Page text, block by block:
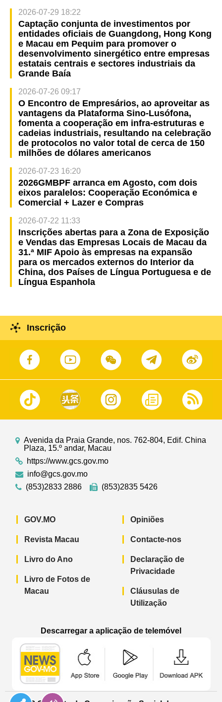
2026-07-29 18:22
Captação conjunta de investimentos por
entidades oficiais de Guangdong, Hong Kong
e Macau em Pequim para promover o
desenvolvimento sinergético entre empresas
estatais centrais e sectores industriais da
Grande Baía
2026-07-26 09:17
O Encontro de Empresários, ao aproveitar as
vantagens da Plataforma Sino-Lusófona,
fomenta a cooperação em infra-estruturas e
cadeias industriais, resultando na celebração
de protocolos no valor total de cerca de 150
milhões de dólares americanos
2026-07-23 16:20
2026GMBPF arranca em Agosto, com dois
eixos paralelos: Cooperação Económica e
Comercial + Lazer e Compras
2026-07-22 11:33
Inscrições abertas para a Zona de Exposição
e Vendas das Empresas Locais de Macau da
31.ª MIF Apoio às empresas na expansão
para os mercados externos do Interior da
China, dos Países de Língua Portuguesa e de
Língua Espanhola
Inscrição
Avenida da Praia Grande, nos. 762-804, Edif. China
Plaza, 15.º andar, Macau
https://www.gcs.gov.mo
info@gcs.gov.mo
(853)2833 2886
(853)2835 5426
GOV.MO
Revista Macau
Livro do Ano
Livro de Fotos de
Macau
Opiniões
Contacte-nos
Declaração de
Privacidade
Cláusulas de
Utilização
Descarregar a aplicação de telemóvel